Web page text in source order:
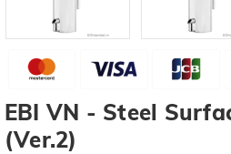
EBI VN - Steel
(Ver.2)